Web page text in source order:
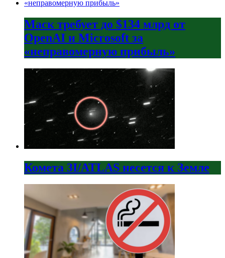
Маск требует до $134 млрд от
OpenAI и Microsoft за
«неправомерную прибыль»
Комета 3I/ATLAS несется к Земле